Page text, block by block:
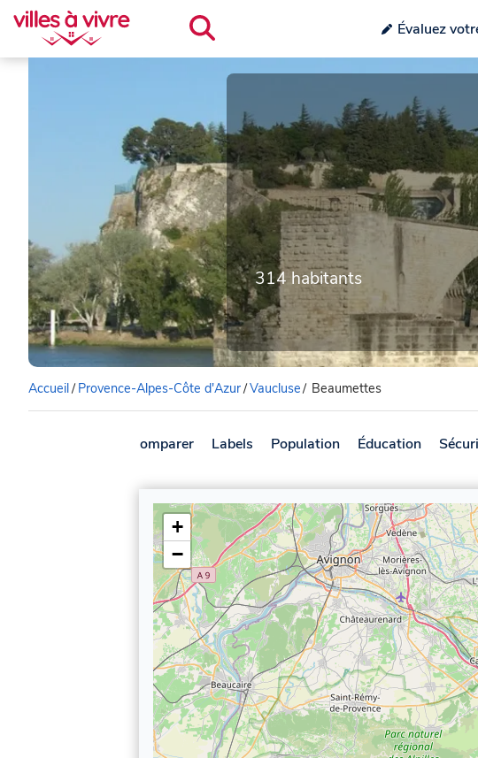
Évaluez
314 habitants
Accueil/ Provence-Alpes-Côte d'Azur/Vaucluse/ Beaumettes
Comparer Labels Population Éducation
+
−